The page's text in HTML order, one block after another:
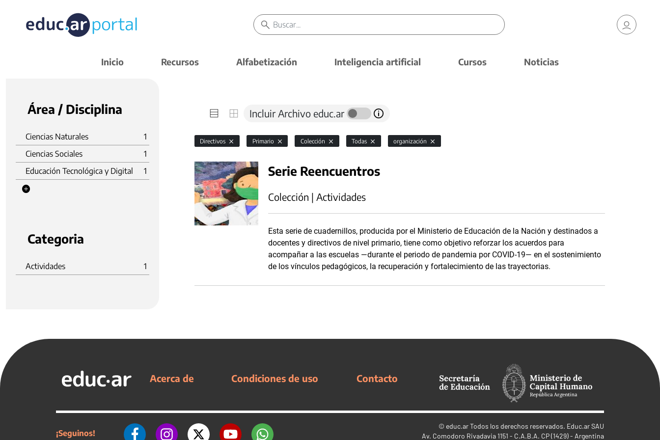
Inicio Recursos Alfabetización Inteligencia artificial Cursos Noticias
Área / Disciplina
Ciencias Naturales
1
Ciencias Sociales
1
Educación Tecnológica y Digital
1
Categoria
Actividades 1
Incluir Archivo educ.ar
Directivos Primario Colección Todas organización
Serie Reencuentros
Colección | Actividades
Esta serie de cuadernillos, producida por el Ministerio de Educación de la Nación y destinados a
docentes y directivos de nivel primario, tiene como objetivo reforzar los acuerdos para
acompañar a las escuelas —durante el periodo de pandemia por COVID-19— en el sostenimiento
de los vínculos pedagógicos, la recuperación y fortalecimiento de las trayectorias.
Acerca de Condiciones de uso Contacto
¡Seguinos!
© educ.arTodos los derechos reservados. Educ.ar SAU
Av. Comodoro Rivadavia 1151 - C.A.B.A. CP (1429) - Argentina